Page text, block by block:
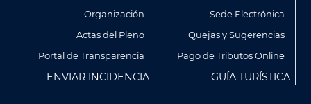
Utilizamos cookies propias y de terceros para analizar
nuestros servicios y mostrarte publicidad relacionada con
tus preferencias en base a un perfil elaborado a partir de tus
Organización
Actas del Pleno
Portal de Transparencia
Sede Electrónica
Quejas y Sugerencias
Pago de Tributos Online
ENVIAR INCIDENCIA GUÍA TURÍSTICA